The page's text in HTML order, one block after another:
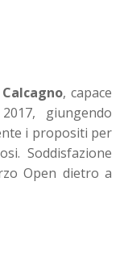
Calcagno, capace
giungendo
i propositi per
Soddisfazione
Open dietro a